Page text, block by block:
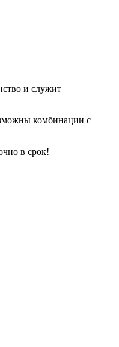
и служит
комбинации с
в срок!